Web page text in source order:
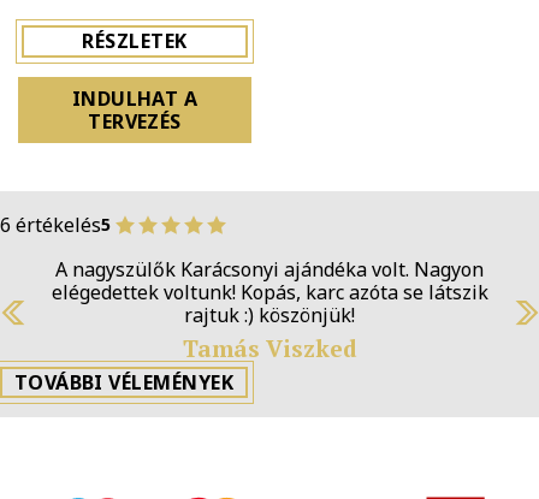
RÉSZLETEK
INDULHAT A
TERVEZÉS
6 értékelés5
A nagyszülők Karácsonyi ajándéka volt. Nagyon
elégedettek voltunk! Kopás, karc azóta se látszik
rajtuk :) köszönjük!
Tamás Viszked
Previous
TOVÁBBI VÉLEMÉNYEK